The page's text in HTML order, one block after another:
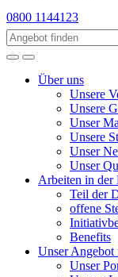
0800 1144123
Über uns
Unsere
Unsere
Unser
Unsere
Unser
Unser
Arbeiten in
Teil der
offene
Benefits
Unser Angebot
Unser